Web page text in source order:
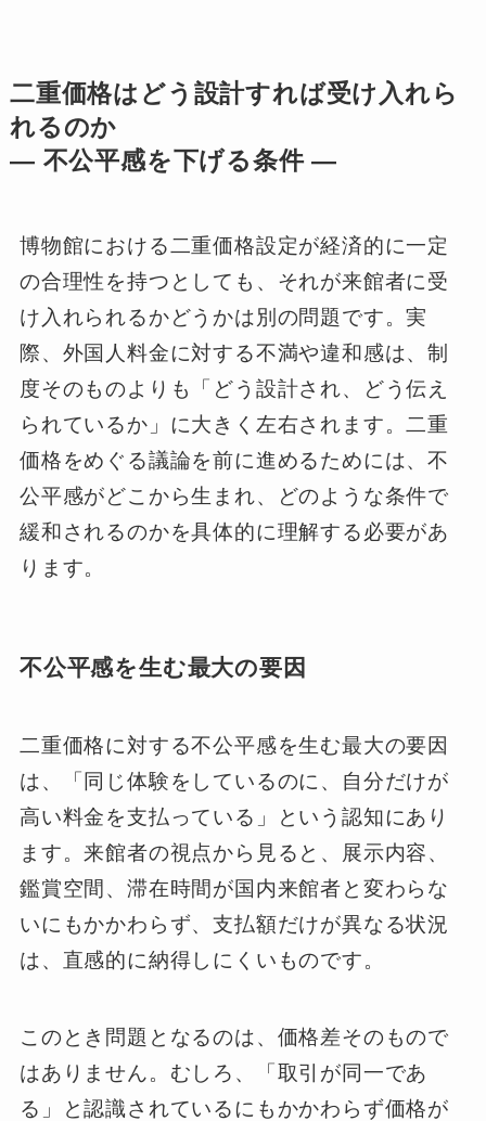
二重価格はどう設計すれば受け入れら
れるのか
― 不公平感を下げる条件 ―
博物館における二重価格設定が経済的に一定
の合理性を持つとしても、それが来館者に受
け入れられるかどうかは別の問題です。実
際、外国人料金に対する不満や違和感は、制
度そのものよりも「どう設計され、どう伝え
られているか」に大きく左右されます。二重
価格をめぐる議論を前に進めるためには、不
公平感がどこから生まれ、どのような条件で
緩和されるのかを具体的に理解する必要があ
ります。
不公平感を生む最大の要因
二重価格に対する不公平感を生む最大の要因
は、「同じ体験をしているのに、自分だけが
高い料金を支払っている」という認知にあり
ます。来館者の視点から見ると、展示内容、
鑑賞空間、滞在時間が国内来館者と変わらな
いにもかかわらず、支払額だけが異なる状況
は、直感的に納得しにくいものです。
このとき問題となるのは、価格差そのもので
はありません。むしろ、「取引が同一であ
る」と認識されているにもかかわらず価格が